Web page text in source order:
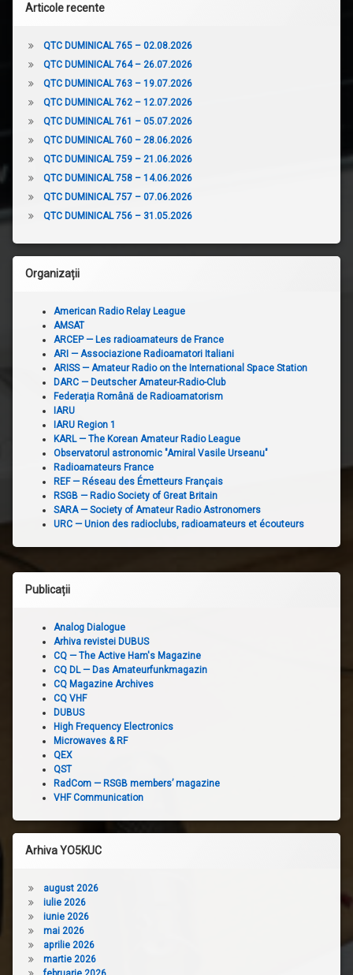
Articole recente
QTC DUMINICAL 765 – 02.08.2026
QTC DUMINICAL 764 – 26.07.2026
QTC DUMINICAL 763 – 19.07.2026
QTC DUMINICAL 762 – 12.07.2026
QTC DUMINICAL 761 – 05.07.2026
QTC DUMINICAL 760 – 28.06.2026
QTC DUMINICAL 759 – 21.06.2026
QTC DUMINICAL 758 – 14.06.2026
QTC DUMINICAL 757 – 07.06.2026
QTC DUMINICAL 756 – 31.05.2026
Organizații
American Radio Relay League
AMSAT
ARCEP — Les radioamateurs de France
ARI — Associazione Radioamatori Italiani
ARISS — Amateur Radio on the International Space Station
DARC — Deutscher Amateur-Radio-Club
Federația Română de Radioamatorism
IARU
IARU Region 1
KARL — The Korean Amateur Radio League
Observatorul astronomic "Amiral Vasile Urseanu"
Radioamateurs France
REF — Réseau des Émetteurs Français
RSGB — Radio Society of Great Britain
SARA — Society of Amateur Radio Astronomers
URC — Union des radioclubs, radioamateurs et écouteurs
Publicații
Analog Dialogue
Arhiva revistei DUBUS
CQ — The Active Ham's Magazine
CQ DL — Das Amateurfunkmagazin
CQ Magazine Archives
CQ VHF
DUBUS
High Frequency Electronics
Microwaves & RF
QEX
QST
RadCom — RSGB members’ magazine
VHF Communication
Arhiva YO5KUC
august 2026
iulie 2026
iunie 2026
mai 2026
aprilie 2026
martie 2026